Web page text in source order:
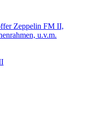
Zeppelin FM II,
u.v.m.